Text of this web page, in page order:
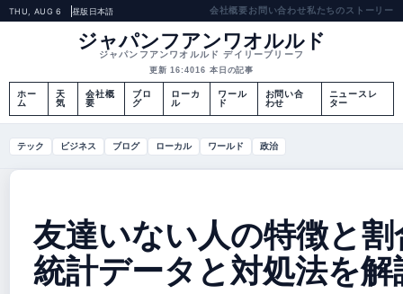
THU, AUG 6 昼版 日本語 会社概要お問い合わせ私たちのストーリー
ジャパンフアンワオルルド
ジャパンフアンワオルルド デイリーブリーフ
更新 16:4016 本日の記事
ホー
ム
天
気
会社概
要
ブロ
グ
ローカ
ル
ワール
ド
お問い合
わせ
ニュースレ
ター
テック ビジネス ブログ ローカル ワールド 政治
友達いない人の特徴と割
統計データと対処法を解